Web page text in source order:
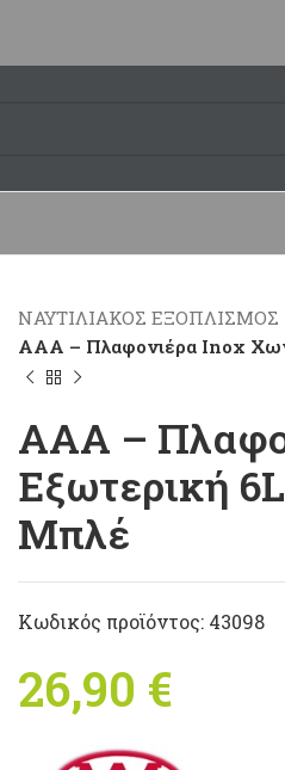
ΝΑΥΤΙΛΙΑΚΟΣ ΕΞΟΠΛΙΣΜΟΣ
AAA – Πλαφονιέρα Inox
AAA –
Εξωτερική
Μπλέ
Κωδικός προϊόντος: 43098
26,90 €